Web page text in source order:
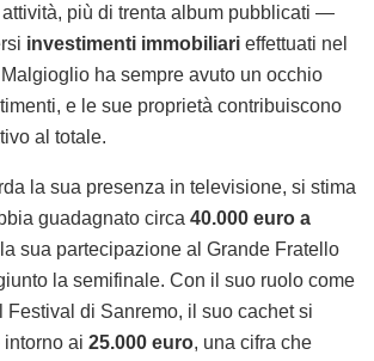
attività, più di trenta album pubblicati —
investimenti immobiliari effettuati nel
ha sempre avuto un occhio
e le sue proprietà contribuiscono
al totale.
la sua presenza in televisione, si stima
guadagnato circa 40.000 euro a
sua partecipazione al Grande Fratello
la semifinale. Con il suo ruolo come
Festival di Sanremo, il suo cachet si
ai 25.000 euro, una cifra che